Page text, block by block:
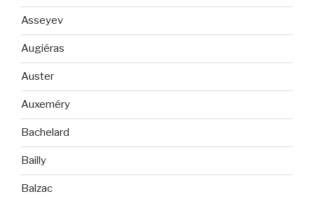
Asseyev
Augiéras
Auster
Auxeméry
Bachelard
Bailly
Balzac